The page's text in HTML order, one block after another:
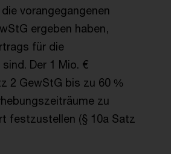
vorangegangenen
ergeben haben,
für die
Der 1 Mio. €
2 GewStG bis zu 60 %
zu
festzustellen (§ 10a Satz